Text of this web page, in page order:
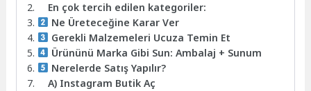
En çok tercih edilen kategoriler:
Ne Üreteceğine Karar Ver
Gerekli Malzemeleri Ucuza Temin Et
Ürününü Marka Gibi Sun: Ambalaj + Sunum
Nerelerde Satış Yapılır?
A) Instagram Butik Aç